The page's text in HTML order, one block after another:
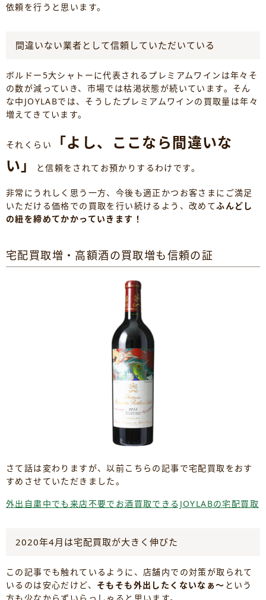
依頼を行うと思います。
間違いない業者として信頼していただいている
ボルドー5大シャトーに代表されるプレミアムワインは年々そ
の数が減っていき、市場では枯渇状態が続いています。そん
な中JOYLABでは、そうしたプレミアムワインの買取量は年々
増えてきています。
それくらい
「よし、ここなら間違いな
い」
と信頼をされてお預かりするわけです。
非常にうれしく思う一方、今後も適正かつお客さまにご満足
いただける価格での買取を行い続けるよう、改めてふんどし
の紐を締めてかかっていきます！
宅配買取増・高額酒の買取増も信頼の証
さて話は変わりますが、以前こちらの記事で宅配買取をおす
すめさせていただきました。
外出自粛中でも来店不要でお酒買取できるJOYLABの宅配買取
2020年4月は宅配買取が大きく伸びた
この記事でも触れているように、店舗内での対策が取られて
いるのは安心だけど、 そもそも外出したくないなぁ～ という
方も少なからずいらっしゃると思います。